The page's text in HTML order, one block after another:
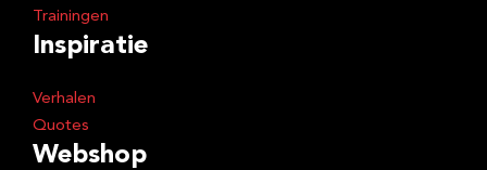
Trainingen
Inspiratie
Verhalen
Quotes
Webshop